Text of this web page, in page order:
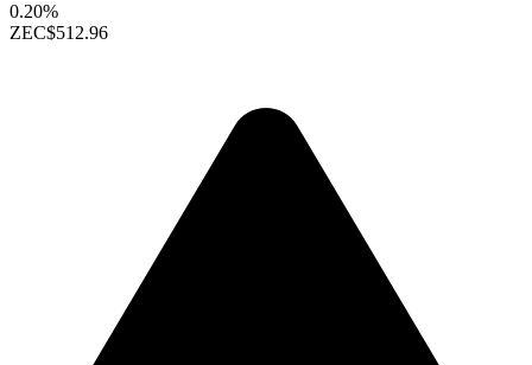
0.20%
ZEC$512.96